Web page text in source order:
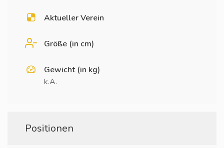
Aktueller Verein
Größe (in cm)
Gewicht (in kg)
k.A.
Positionen